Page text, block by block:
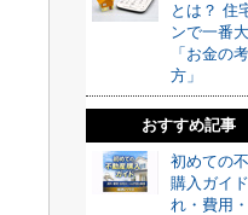
とは？ 住
ンで一番
「お金の
方」
おすすめ記事
初めての
購入ガイ
れ・費用